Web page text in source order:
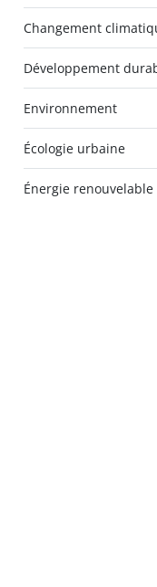
Changement
Développement
Environnement
Écologie urbaine
Énergie renouvelable